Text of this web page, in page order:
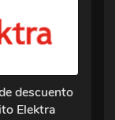
descuento
Elektra